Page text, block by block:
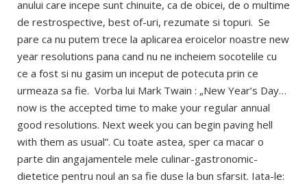
anului care incepe sunt chinuite, ca de obicei, de o multime
de restrospective, best of-uri, rezumate si topuri. Se
pare ca nu putem trece la aplicarea eroicelor noastre new
year resolutions pana cand nu ne incheiem socotelile cu
ce a fost si nu gasim un inceput de potecuta prin ce
urmeaza sa fie. Vorba lui Mark Twain : „New Year’s Day…
now is the accepted time to make your regular annual
good resolutions. Next week you can begin paving hell
with them as usual”. Cu toate astea, sper ca macar o
parte din angajamentele mele culinar-gastronomic-
dietetice pentru noul an sa fie duse la bun sfarsit. Iata-le: